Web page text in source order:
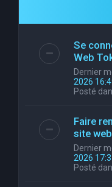
Se
Web
Dernier
2026
Posté
Faire
site
Dernier
2026
Posté